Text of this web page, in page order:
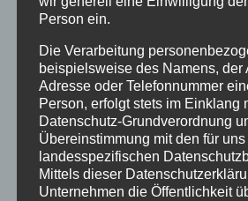
Person ein.
Die Verarbeitung
beispielsweise des Namens, der
Adresse oder Telefonnummer
Person, erfolgt stets im Einklang
Datenschutz-Grundverordnung
Übereinstimmung mit den für
landesspezifischen
Mittels dieser
Unternehmen die Öffentlichkeit